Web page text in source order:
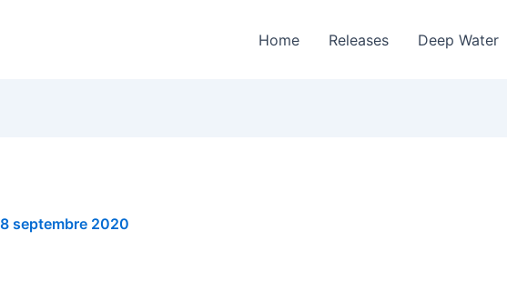
Home Releases Deep Water
septembre 2020